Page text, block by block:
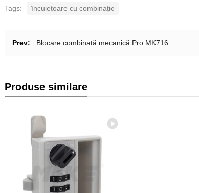
Tags: încuietoare cu combinație
Prev: Blocare combinată mecanică Pro MK716
Produse similare